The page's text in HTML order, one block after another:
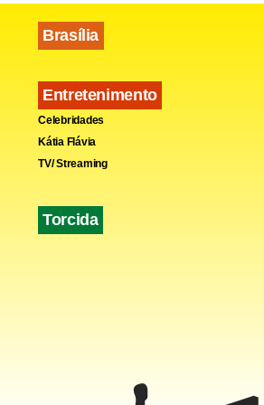
Brasília
Entretenimento
Celebridades
Kátia Flávia
TV/ Streaming
Torcida